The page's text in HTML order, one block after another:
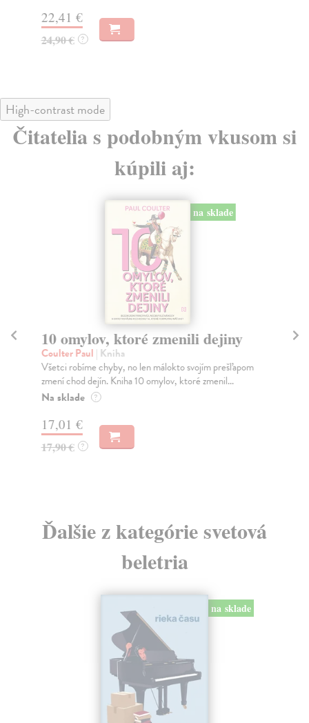
22,41 €
24,90 € ?
High-contrast mode
Čitatelia s podobným vkusom si
kúpili aj:
na sklade
10 omylov, ktoré zmenili dejiny
Coulter Paul | Kniha
Všetci robíme chyby, no len málokto svojím prešľapom
zmení chod dejín. Kniha 10 omylov, ktoré zmenil...
Na sklade ?
17,01 €
17,90 € ?
Ďalšie z kategórie svetová
beletria
na sklade